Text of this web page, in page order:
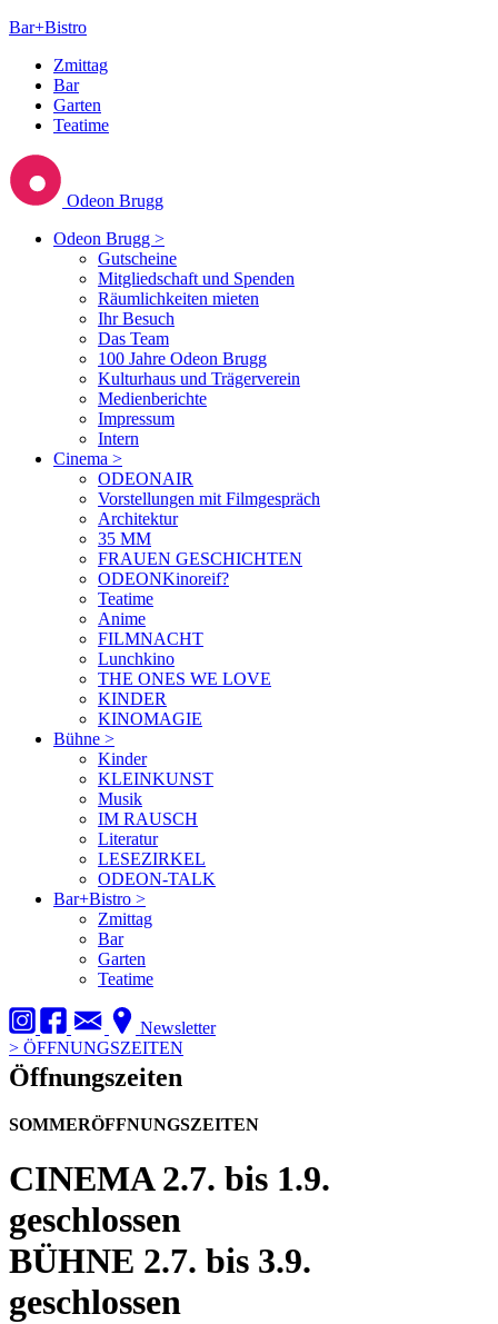
Bar+Bistro
Zmittag
Bar
Garten
Teatime
Odeon Brugg
Odeon Brugg >
Gutscheine
Mitgliedschaft und Spenden
Räumlichkeiten mieten
Ihr Besuch
Das Team
100 Jahre Odeon Brugg
Kulturhaus und Trägerverein
Medienberichte
Impressum
Intern
Cinema >
ODEONAIR
Vorstellungen mit Filmgespräch
Architektur
35 MM
FRAUEN GESCHICHTEN
ODEONKinoreif?
Teatime
Anime
FILMNACHT
Lunchkino
THE ONES WE LOVE
KINDER
KINOMAGIE
Bühne >
Kinder
KLEINKUNST
Musik
IM RAUSCH
Literatur
LESEZIRKEL
ODEON-TALK
Bar+Bistro >
Zmittag
Bar
Garten
Teatime
Newsletter
> ÖFFNUNGSZEITEN
Öffnungszeiten
SOMMERÖFFNUNGSZEITEN
CINEMA2.7. bis 1.9.
geschlossen
BÜHNE 2.7. bis 3.9.
geschlossen